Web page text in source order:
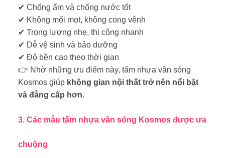
✔ Chống ẩm và chống nước tốt
✔ Không mối mọt, không cong vênh
✔ Trọng lượng nhẹ, thi công nhanh
✔ Dễ vệ sinh và bảo dưỡng
✔ Độ bền cao theo thời gian
👉 Nhờ những ưu điểm này, tấm nhựa vân sóng
Kosmos giúp không gian nội thất trở nên nổi bật
và đẳng cấp hơn.
3. Các mẫu tấm nhựa vân sóng Kosmos được ưa
chuộng